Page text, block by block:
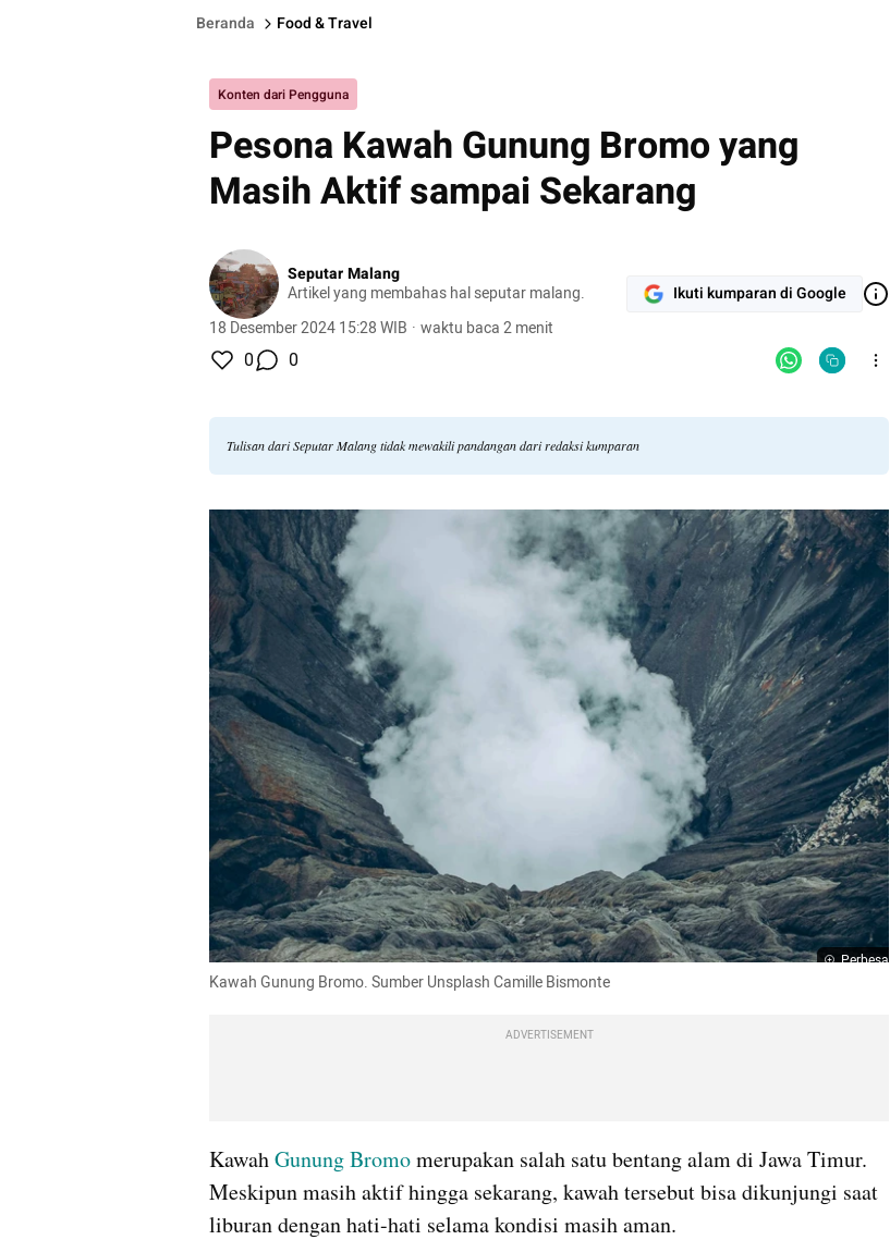
Beranda Food & Travel
Konten dari Pengguna
Pesona Kawah Gunung Bromo yang
Masih Aktif sampai Sekarang
Seputar Malang
Artikel yang membahas hal seputar malang.
18 Desember 2024 15:28 WIB · waktu baca 2 menit
Ikuti kumparan di Google
0 0
Tulisan dari Seputar Malang tidak mewakili pandangan dari redaksi kumparan
Perbesar
Kawah Gunung Bromo. Sumber Unsplash Camille Bismonte
ADVERTISEMENT
Kawah Gunung Bromo merupakan salah satu bentang alam di Jawa Timur.
Meskipun masih aktif hingga sekarang, kawah tersebut bisa dikunjungi saat
liburan dengan hati-hati selama kondisi masih aman.